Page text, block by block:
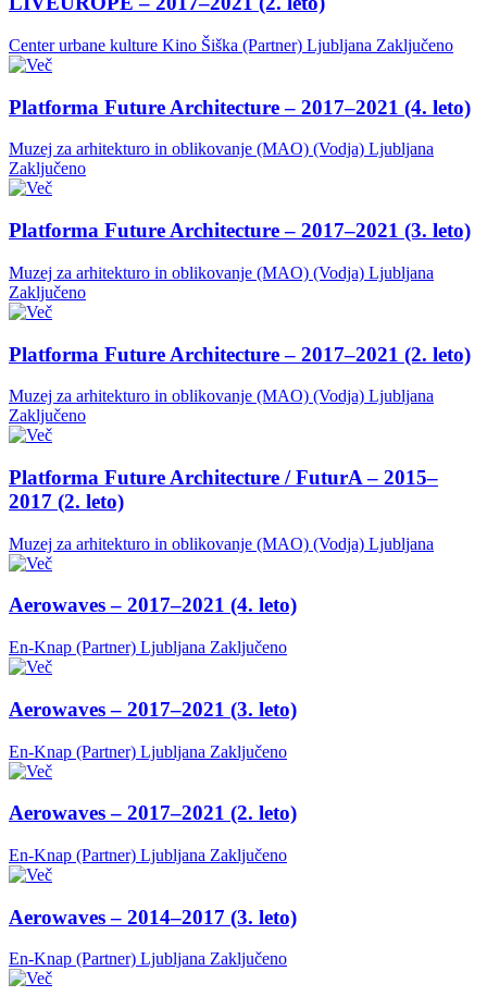
Center urbane kulture Kino Šiška (Partner) Ljubljana Zaključeno
Platforma Future Architecture – 2017–2021 (4. leto)
Muzej za arhitekturo in oblikovanje (MAO) (Vodja) Ljubljana
Zaključeno
Platforma Future Architecture – 2017–2021 (3. leto)
Muzej za arhitekturo in oblikovanje (MAO) (Vodja) Ljubljana
Zaključeno
Platforma Future Architecture – 2017–2021 (2. leto)
Muzej za arhitekturo in oblikovanje (MAO) (Vodja) Ljubljana
Zaključeno
Platforma Future Architecture / FuturA – 2015–
2017 (2. leto)
Muzej za arhitekturo in oblikovanje (MAO) (Vodja) Ljubljana
Aerowaves – 2017–2021 (4. leto)
En-Knap (Partner) Ljubljana Zaključeno
Aerowaves – 2017–2021 (3. leto)
En-Knap (Partner) Ljubljana Zaključeno
Aerowaves – 2017–2021 (2. leto)
En-Knap (Partner) Ljubljana Zaključeno
Aerowaves – 2014–2017 (3. leto)
En-Knap (Partner) Ljubljana Zaključeno